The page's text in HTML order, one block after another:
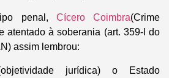
penal, Cícero Coimbra(Crime
atentado à soberania (art. 359-I do
assim lembrou:
jurídica) o Estado